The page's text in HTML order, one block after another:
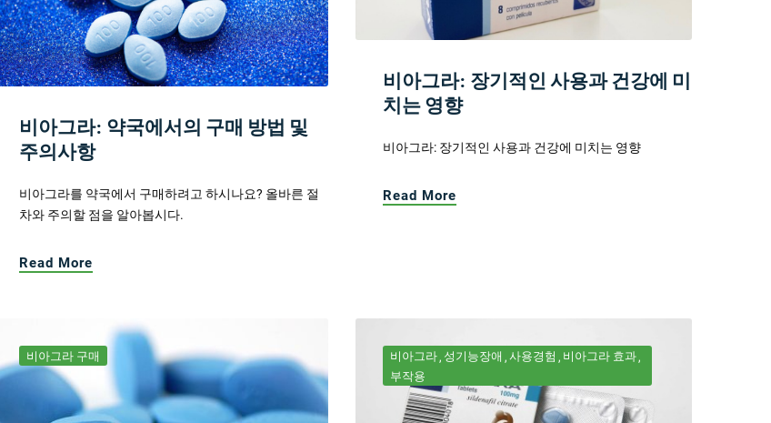
비아그라: 약국에서의 구매 방법 및
주의사항
비아그라를 약국에서 구매하려고 하시나요? 올바른 절
차와 주의할 점을 알아봅시다.
Read More
비아그라: 장기적인 사용과 건강에 미
치는 영향
비아그라: 장기적인 사용과 건강에 미치는 영향
Read More
비아그라 구매 비아그라 성기능장애 사용경험
비아그라 효과
부작용